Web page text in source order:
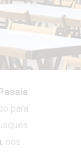
TU
para
, nos